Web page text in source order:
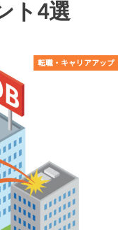
ト4選
転職・キャリアアップ